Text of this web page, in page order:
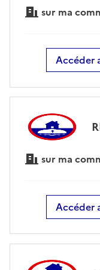
sur ma
Accéder
sur ma
Accéder